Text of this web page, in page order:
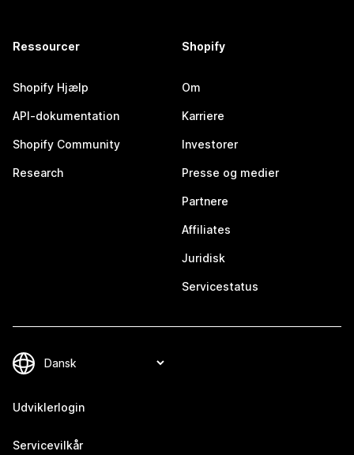
Ressourcer
Shopify Hjælp
API-dokumentation
Shopify Community
Research
Shopify
Om
Karriere
Investorer
Presse og medier
Partnere
Affiliates
Juridisk
Servicestatus
Udviklerlogin
Servicevilkår